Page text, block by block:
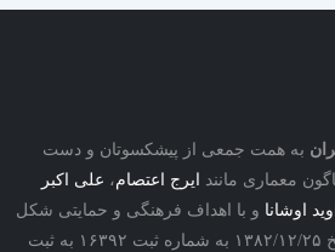
جمعی از پیشکسوتان و دست
مانندایرج اعتصام،علی اکبر
و با اهداف فرهنگی و حمایتی شکل
گرفته‌است. انجمن در تاریخ ۱۳۸۲/۱۲/۲۵ به شماره ثبت ۱۶۳۹۲ به ثبت